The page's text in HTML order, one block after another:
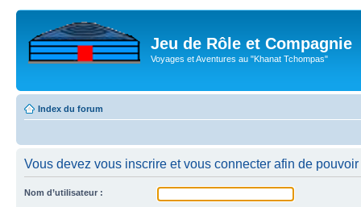
Jeu de Rôle et Compagnie
Voyages et Aventures au "Khanat Tchompas"
Index du forum
Vous devez vous inscrire et vous connecter afin de
Nom d’utilisateur :